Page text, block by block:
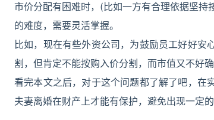
市价分配有困难时，(比如一方有合理依据坚
的难度，需要灵活掌握。
比如，现在有些外资公司，为鼓励员工好好
割，但肯定不能按购入价分割，而市值又不好
看完本文之后，对于这个问题都了解了吧，在
夫妻离婚在财产上才能有保护，避免出现一定